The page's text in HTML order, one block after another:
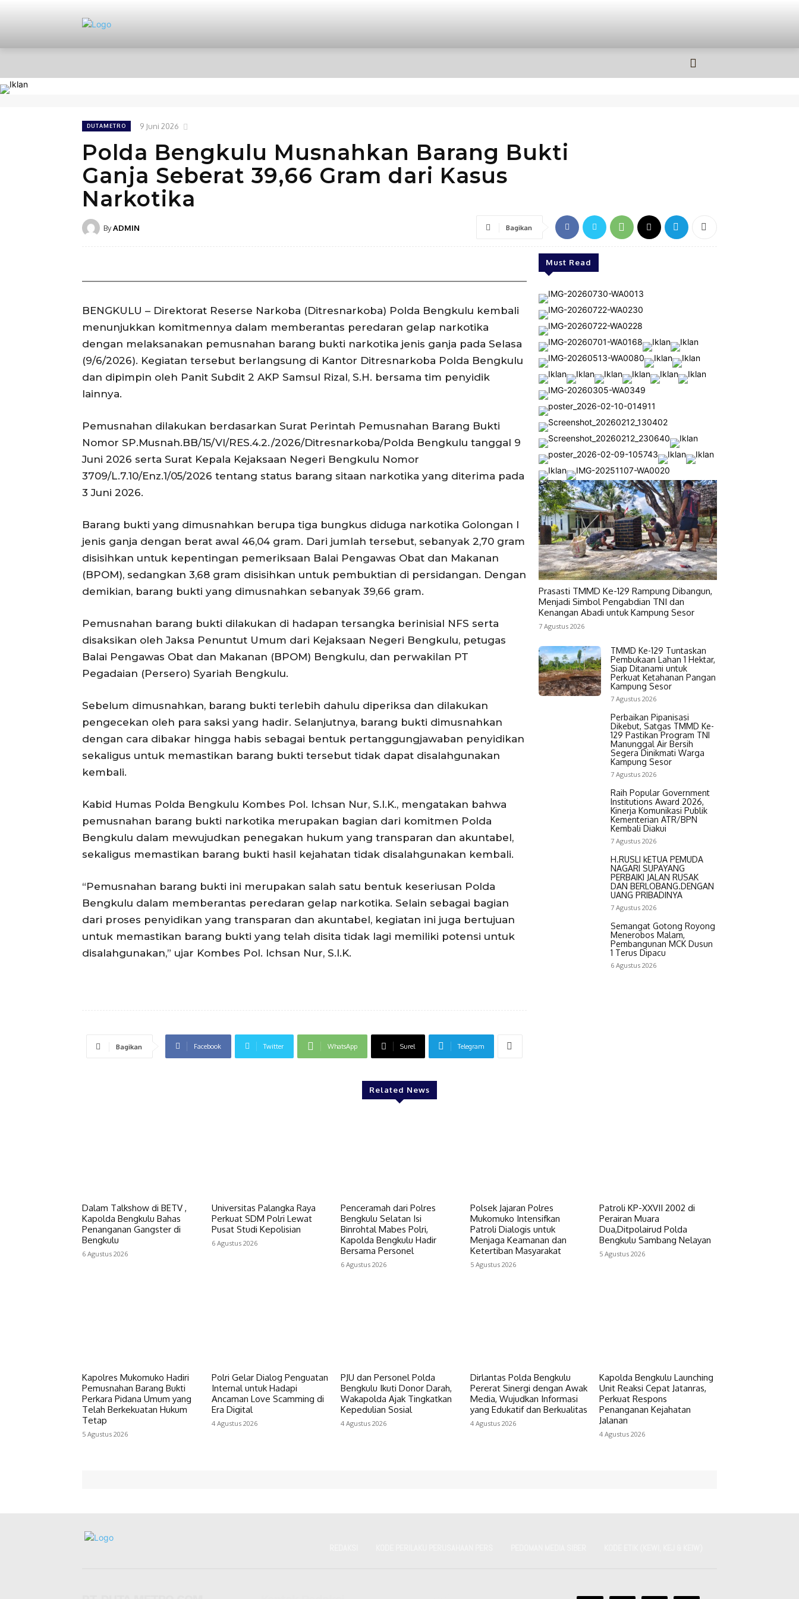
DUTAMETRO 9 Juni 2026
Polda Bengkulu Musnahkan Barang Bukti
Ganja Seberat 39,66 Gram dari Kasus
Narkotika
ByADMIN Bagikan
BENGKULU – Direktorat Reserse Narkoba (Ditresnarkoba) Polda Bengkulu kembali
menunjukkan komitmennya dalam memberantas peredaran gelap narkotika
dengan melaksanakan pemusnahan barang bukti narkotika jenis ganja pada Selasa
(9/6/2026). Kegiatan tersebut berlangsung di Kantor Ditresnarkoba Polda Bengkulu
dan dipimpin oleh Panit Subdit 2 AKP Samsul Rizal, S.H. bersama tim penyidik
lainnya.
Pemusnahan dilakukan berdasarkan Surat Perintah Pemusnahan Barang Bukti
Nomor SP.Musnah.BB/15/VI/RES.4.2./2026/Ditresnarkoba/Polda Bengkulu tanggal 9
Juni 2026 serta Surat Kepala Kejaksaan Negeri Bengkulu Nomor
3709/L.7.10/Enz.1/05/2026 tentang status barang sitaan narkotika yang diterima pada
3 Juni 2026.
Barang bukti yang dimusnahkan berupa tiga bungkus diduga narkotika Golongan I
jenis ganja dengan berat awal 46,04 gram. Dari jumlah tersebut, sebanyak 2,70 gram
disisihkan untuk kepentingan pemeriksaan Balai Pengawas Obat dan Makanan
(BPOM), sedangkan 3,68 gram disisihkan untuk pembuktian di persidangan. Dengan
demikian, barang bukti yang dimusnahkan sebanyak 39,66 gram.
Pemusnahan barang bukti dilakukan di hadapan tersangka berinisial NFS serta
disaksikan oleh Jaksa Penuntut Umum dari Kejaksaan Negeri Bengkulu, petugas
Balai Pengawas Obat dan Makanan (BPOM) Bengkulu, dan perwakilan PT
Pegadaian (Persero) Syariah Bengkulu.
Sebelum dimusnahkan, barang bukti terlebih dahulu diperiksa dan dilakukan
pengecekan oleh para saksi yang hadir. Selanjutnya, barang bukti dimusnahkan
dengan cara dibakar hingga habis sebagai bentuk pertanggungjawaban penyidikan
sekaligus untuk memastikan barang bukti tersebut tidak dapat disalahgunakan
kembali.
Kabid Humas Polda Bengkulu Kombes Pol. Ichsan Nur, S.I.K., mengatakan bahwa
pemusnahan barang bukti narkotika merupakan bagian dari komitmen Polda
Bengkulu dalam mewujudkan penegakan hukum yang transparan dan akuntabel,
sekaligus memastikan barang bukti hasil kejahatan tidak disalahgunakan kembali.
“Pemusnahan barang bukti ini merupakan salah satu bentuk keseriusan Polda
Bengkulu dalam memberantas peredaran gelap narkotika. Selain sebagai bagian
dari proses penyidikan yang transparan dan akuntabel, kegiatan ini juga bertujuan
untuk memastikan barang bukti yang telah disita tidak lagi memiliki potensi untuk
disalahgunakan,” ujar Kombes Pol. Ichsan Nur, S.I.K.
Bagikan Facebook Twitter WhatsApp Surel Telegram
Must Read
Prasasti TMMD Ke-129 Rampung Dibangun,
Menjadi Simbol Pengabdian TNI dan
Kenangan Abadi untuk Kampung Sesor
7 Agustus 2026
TMMD Ke-129 Tuntaskan
Pembukaan Lahan 1 Hektar,
Siap Ditanami untuk
Perkuat Ketahanan Pangan
Kampung Sesor
7 Agustus 2026
Perbaikan Pipanisasi
Dikebut, Satgas TMMD Ke-
129 Pastikan Program TNI
Manunggal Air Bersih
Segera Dinikmati Warga
Kampung Sesor
7 Agustus 2026
Raih Popular Government
Institutions Award 2026,
Kinerja Komunikasi Publik
Kementerian ATR/BPN
Kembali Diakui
7 Agustus 2026
H.RUSLI kETUA PEMUDA
NAGARI SUPAYANG
PERBAIKI JALAN RUSAK
DAN BERLOBANG.DENGAN
UANG PRIBADINYA
7 Agustus 2026
Semangat Gotong Royong
Menerobos Malam,
Pembangunan MCK Dusun
1 Terus Dipacu
6 Agustus 2026
Related News
Dalam Talkshow di BETV ,
Kapolda Bengkulu Bahas
Penanganan Gangster di
Bengkulu
6 Agustus 2026
Universitas Palangka Raya
Perkuat SDM Polri Lewat
Pusat Studi Kepolisian
6 Agustus 2026
Penceramah dari Polres
Bengkulu Selatan Isi
Binrohtal Mabes Polri,
Kapolda Bengkulu Hadir
Bersama Personel
6 Agustus 2026
Polsek Jajaran Polres
Mukomuko Intensifkan
Patroli Dialogis untuk
Menjaga Keamanan dan
Ketertiban Masyarakat
5 Agustus 2026
Patroli KP-XXVII 2002 di
Perairan Muara
Dua,Ditpolairud Polda
Bengkulu Sambang Nelayan
5 Agustus 2026
Kapolres Mukomuko Hadiri
Pemusnahan Barang Bukti
Perkara Pidana Umum yang
Telah Berkekuatan Hukum
Tetap
5 Agustus 2026
Polri Gelar Dialog Penguatan
Internal untuk Hadapi
Ancaman Love Scamming di
Era Digital
4 Agustus 2026
PJU dan Personel Polda
Bengkulu Ikuti Donor Darah,
Wakapolda Ajak Tingkatkan
Kepedulian Sosial
4 Agustus 2026
Dirlantas Polda Bengkulu
Pererat Sinergi dengan Awak
Media, Wujudkan Informasi
yang Edukatif dan Berkualitas
4 Agustus 2026
Kapolda Bengkulu Launching
Unit Reaksi Cepat Jatanras,
Perkuat Respons
Penanganan Kejahatan
Jalanan
4 Agustus 2026